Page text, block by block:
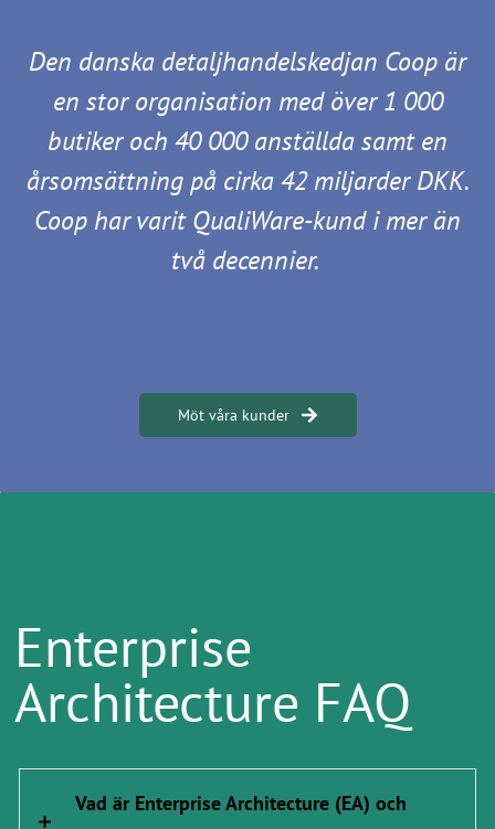
Den danska detaljhandelskedjan Coop är
en stor organisation med över 1 000
butiker och 40 000 anställda samt en
årsomsättning på cirka 42 miljarder DKK.
Coop har varit QualiWare-kund i mer än
två decennier.
Möt våra kunder
​Enterprise
Architecture FAQ
Vad är Enterprise Architecture (EA) och